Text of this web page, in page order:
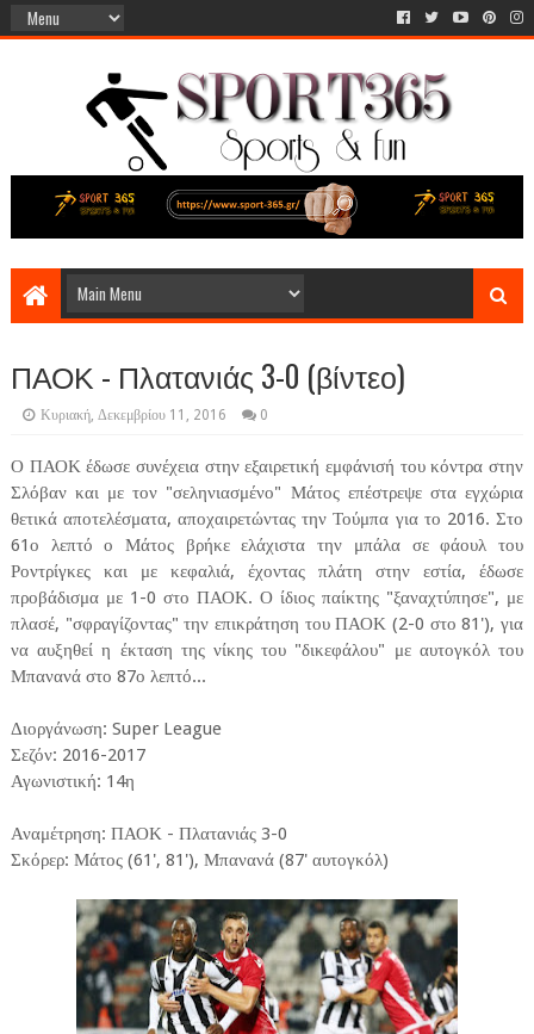
ΠΑΟΚ - Πλατανιάς 3-0 (βίντεο)
Κυριακή, Δεκεμβρίου 11, 2016 0
Ο ΠΑΟΚ έδωσε συνέχεια στην εξαιρετική εμφάνισή του κόντρα στην
Σλόβαν και με τον "σεληνιασμένο" Μάτος επέστρεψε στα εγχώρια
θετικά αποτελέσματα, αποχαιρετώντας την Τούμπα για το 2016. Στο
61ο λεπτό ο Μάτος βρήκε ελάχιστα την μπάλα σε φάουλ του
Ροντρίγκες και με κεφαλιά, έχοντας πλάτη στην εστία, έδωσε
προβάδισμα με 1-0 στο ΠΑΟΚ. Ο ίδιος παίκτης "ξαναχτύπησε", με
πλασέ, "σφραγίζοντας" την επικράτηση του ΠΑΟΚ (2-0 στο 81'), για
να αυξηθεί η έκταση της νίκης του "δικεφάλου" με αυτογκόλ του
Μπανανά στο 87ο λεπτό...
Διοργάνωση: Super League
Σεζόν: 2016-2017
Αγωνιστική: 14η
Αναμέτρηση: ΠΑΟΚ - Πλατανιάς 3-0
Σκόρερ: Μάτος (61', 81'), Μπανανά (87' αυτογκόλ)